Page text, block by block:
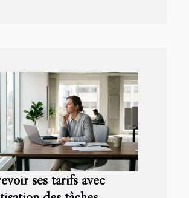
ses tarifs avec